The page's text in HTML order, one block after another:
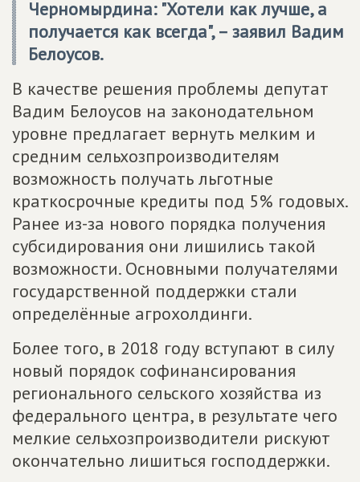
Черномырдина: "Хотели как лучше, а
получается как всегда", – заявил Вадим
Белоусов.
В качестве решения проблемы депутат
Вадим Белоусов на законодательном
уровне предлагает вернуть мелким и
средним сельхозпроизводителям
возможность получать льготные
краткосрочные кредиты под 5% годовых.
Ранее из-за нового порядка получения
субсидирования они лишились такой
возможности. Основными получателями
государственной поддержки стали
определённые агрохолдинги.
Более того, в 2018 году вступают в силу
новый порядок софинансирования
регионального сельского хозяйства из
федерального центра, в результате чего
мелкие сельхозпроизводители рискуют
окончательно лишиться господдержки.